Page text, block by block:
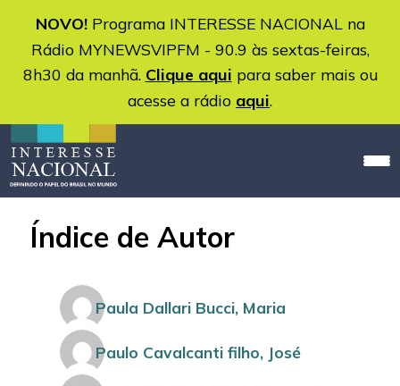
NOVO!Programa INTERESSE NACIONAL na
Rádio MYNEWSVIPFM - 90.9 às sextas-feiras,
8h30 da manhã. Clique aqui para saber mais ou
acesse a rádio aqui.
Índice de Autor
Paula Dallari Bucci, Maria
Paulo Cavalcanti filho, José